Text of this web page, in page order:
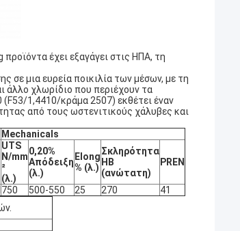
έχει εξαγάγει στις ΗΠΑ, τη
σε μια ευρεία ποικιλία των μέσων, με τη
άλλο χλωρίδιο που περιέχουν τα
(F53/1,4410/κράμα 2507) εκθέτει έναν
από τους ωστενιτικούς χάλυβες και
Mechanicals
UTS
N/mm
²
(λ.)
0,20%
Απόδειξη
(λ.)
Elong
% (λ.)
Σκληρότητα
HB
(ανώτατη)
PREN
750 500-550 25 270
41